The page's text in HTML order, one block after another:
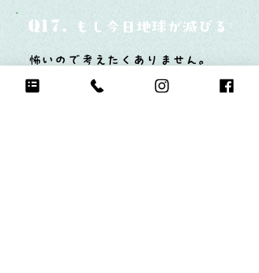
Q17. もし今日地球が滅びるなら
怖いので考えたくありません。